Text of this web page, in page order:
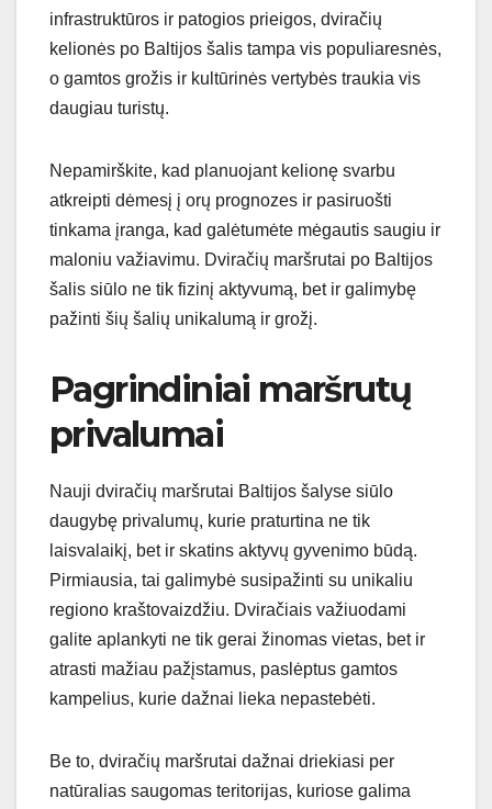
infrastruktūros ir patogios prieigos, dviračių
kelionės po Baltijos šalis tampa vis populiaresnės,
o gamtos grožis ir kultūrinės vertybės traukia vis
daugiau turistų.
Nepamirškite, kad planuojant kelionę svarbu
atkreipti dėmesį į orų prognozes ir pasiruošti
tinkama įranga, kad galėtumėte mėgautis saugiu ir
maloniu važiavimu. Dviračių maršrutai po Baltijos
šalis siūlo ne tik fizinį aktyvumą, bet ir galimybę
pažinti šių šalių unikalumą ir grožį.
Pagrindiniai maršrutų
privalumai
Nauji dviračių maršrutai Baltijos šalyse siūlo
daugybę privalumų, kurie praturtina ne tik
laisvalaikį, bet ir skatins aktyvų gyvenimo būdą.
Pirmiausia, tai galimybė susipažinti su unikaliu
regiono kraštovaizdžiu. Dviračiais važiuodami
galite aplankyti ne tik gerai žinomas vietas, bet ir
atrasti mažiau pažįstamus, paslėptus gamtos
kampelius, kurie dažnai lieka nepastebėti.
Be to, dviračių maršrutai dažnai driekiasi per
natūralias saugomas teritorijas, kuriose galima